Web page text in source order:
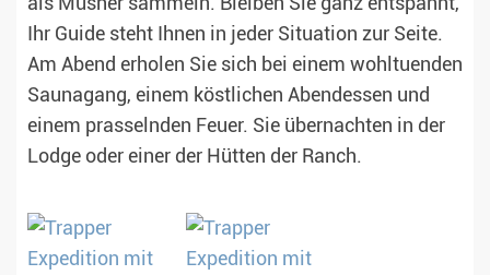
Ihr Guide steht Ihnen in jeder Situation zur Seite.
Am Abend erholen Sie sich bei einem wohltuenden
Saunagang, einem köstlichen Abendessen und
einem prasselnden Feuer. Sie übernachten in der
Lodge oder einer der Hütten der Ranch.